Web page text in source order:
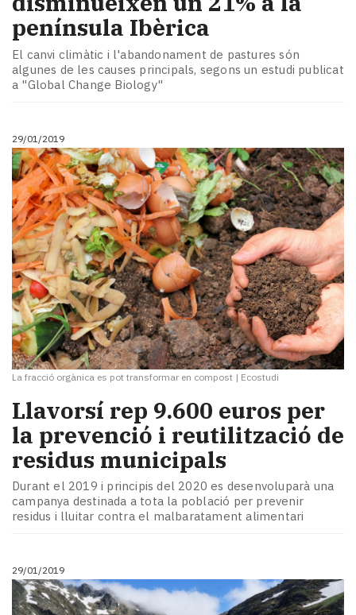
península Ibèrica
El canvi climàtic i l'abandonament de pastures són
algunes de les causes principals, segons un estudi publicat
a "Global Change Biology"
29/01/2019
La fracció orgànica es pot transformar en compost | Ecostudi
Llavorsí rep 9.600 euros per
la prevenció i reutilització de
residus municipals
Durant el 2019 i principis del 2020 es desenvoluparà una
campanya destinada a tota la població per prevenir
residus i lluitar contra el malbaratament alimentari
29/01/2019